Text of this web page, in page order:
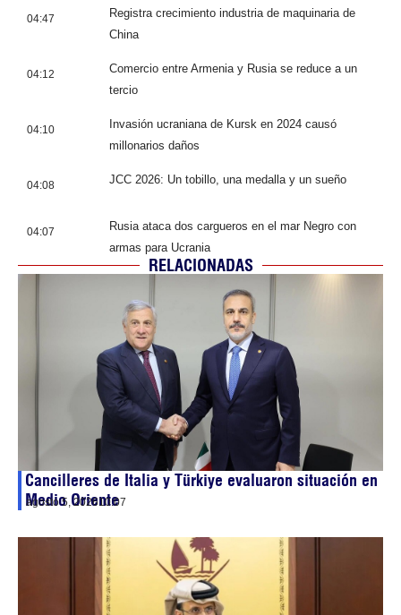
04:47
Registra crecimiento industria de maquinaria de
China
04:12
Comercio entre Armenia y Rusia se reduce a un
tercio
04:10
Invasión ucraniana de Kursk en 2024 causó
millonarios daños
04:08 JCC 2026: Un tobillo, una medalla y un sueño
04:07
Rusia ataca dos cargueros en el mar Negro con
armas para Ucrania
RELACIONADAS
Cancilleres de Italia y Türkiye evaluaron situación en
Medio Oriente
agosto 5, 202610:07